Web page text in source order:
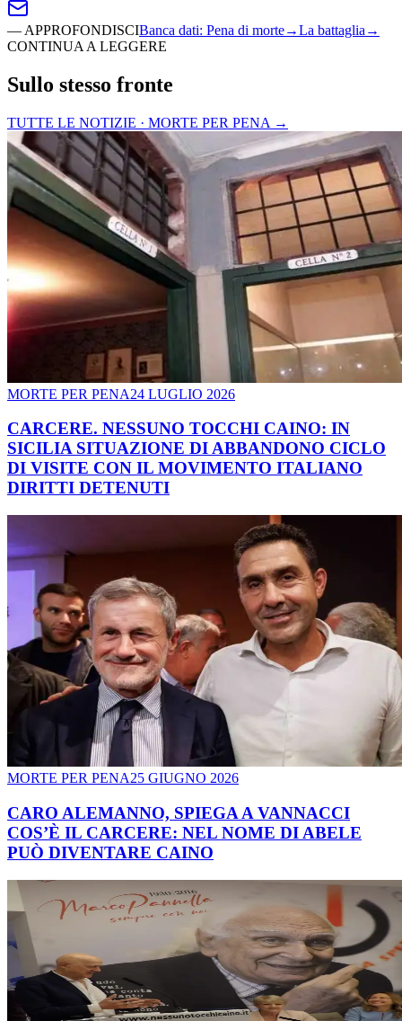
— APPROFONDISCIBanca dati: Pena di morte→La battaglia →
CONTINUA A LEGGERE
Sullo stesso fronte
TUTTE LE NOTIZIE · MORTE PER PENA →
MORTE PER PENA24 LUGLIO 2026
CARCERE. NESSUNO TOCCHI CAINO: IN
SICILIA SITUAZIONE DI ABBANDONO CICLO
DI VISITE CON IL MOVIMENTO ITALIANO
DIRITTI DETENUTI
MORTE PER PENA25 GIUGNO 2026
CARO ALEMANNO, SPIEGA A VANNACCI
COS’È IL CARCERE: NEL NOME DI ABELE
PUÒ DIVENTARE CAINO